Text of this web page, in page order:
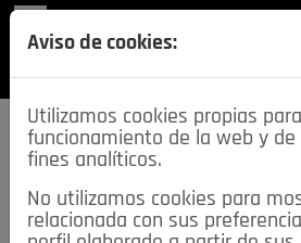
SECCIONES
Aviso de cookies:
Utilizamos cookies propias
funcionamiento de la web y de
fines analíticos.
No utilizamos cookies para
relacionada con sus